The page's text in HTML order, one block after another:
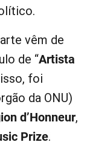
vêm de
de “Artista
foi
da ONU)
d’Honneur,
Prize.